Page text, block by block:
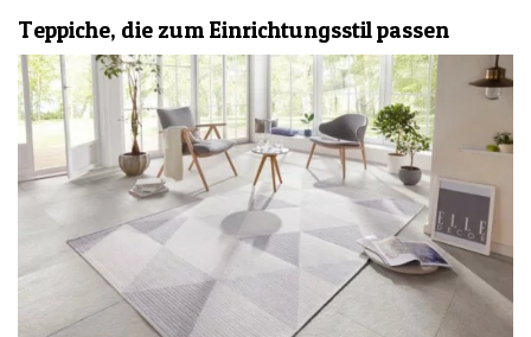
Teppiche, die zum Einrichtungsstil passen